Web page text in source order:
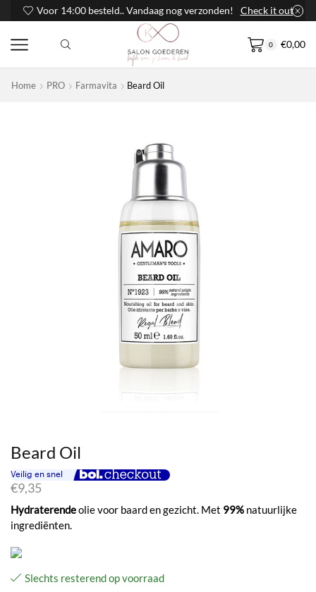
Voor 14:00 besteld.. Vandaag nog verzonden! Check it out
0 €0,00
Home PRO Farmavita Beard Oil
Beard Oil
€9,35
Hydraterendeolie voor baard en gezicht. Met 99% natuurlijke
ingrediënten.
Slechts resterend op voorraad